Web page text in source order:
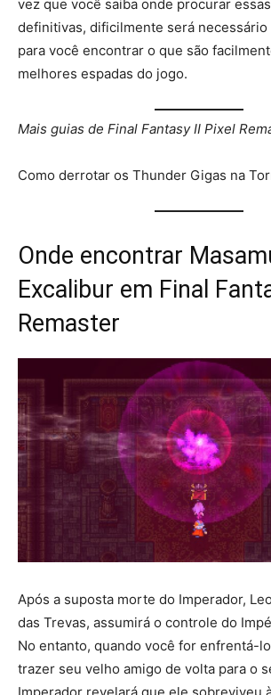
vez que você saiba onde procurar
definitivas, dificilmente será
para você encontrar o que são
melhores espadas do jogo.
Mais guias de Final Fantasy II Pixel
Como derrotar os Thunder Gigas na
Onde encontrar
Excalibur em Final
Remaster
Após a suposta morte do Imperador,
das Trevas, assumirá o controle do
No entanto, quando você for enfrentá-
trazer seu velho amigo de volta para o